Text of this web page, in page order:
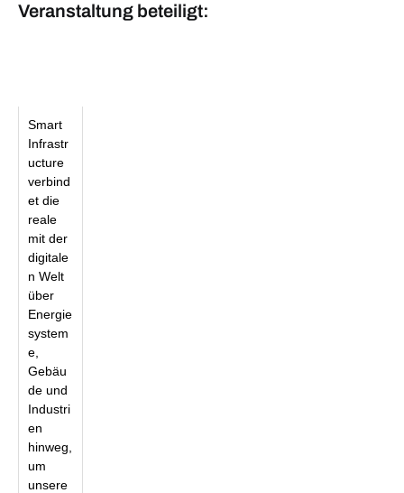
Veranstaltung beteiligt:
Smart
Infrastr
ucture
verbind
et die
reale
mit der
digitale
n Welt
über
Energie
system
e,
Gebäu
de und
Industri
en
hinweg,
um
unsere